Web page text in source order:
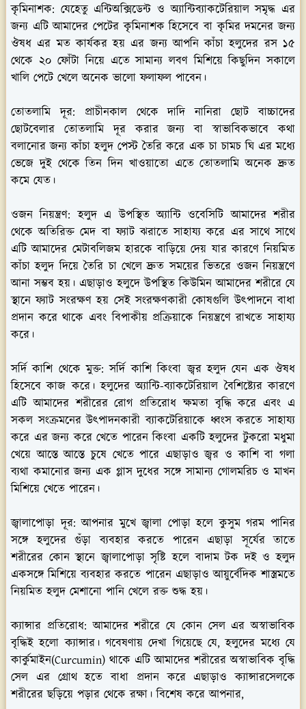
কৃমিনাশক: যেহেতু এন্টিঅক্সিডেন্ট ও অ্যান্টিব্যাকটেরিয়াল সমৃদ্ধ এর
জন্য এটি আমাদের পেটের কৃমিনাশক হিসেবে বা কৃমির দমনের জন্য
ঔষধ এর মত কার্যকর হয় এর জন্য আপনি কাঁচা হলুদের রস ১৫
থেকে ২০ ফোঁটা নিয়ে এতে সামান্য লবণ মিশিয়ে কিছুদিন সকালে
খালি পেটে খেলে অনেক ভালো ফলাফল পাবেন।
তোতলামি দূর: প্রাচীনকাল থেকে দাদি নানিরা ছোট বাচ্চাদের
ছোটবেলার তোতলামি দূর করার জন্য বা স্বাভাবিকভাবে কথা
বলানোর জন্য কাঁচা হলুদ পেস্ট তৈরি করে এক চা চামচ ঘি এর মধ্যে
ভেজে দুই থেকে তিন দিন খাওয়াতো এতে তোতলামি অনেক দ্রুত
কমে যেত।
ওজন নিয়ন্ত্রণ: হলুদ এ উপস্থিত অ্যান্টি ওবেসিটি আমাদের শরীর
থেকে অতিরিক্ত মেদ বা ফ্যাট ঝরাতে সাহায্য করে এর সাথে সাথে
এটি আমাদের মেটাবলিজম হারকে বাড়িয়ে দেয় যার কারণে নিয়মিত
কাঁচা হলুদ দিয়ে তৈরি চা খেলে দ্রুত সময়ের ভিতরে ওজন নিয়ন্ত্রণে
আনা সম্ভব হয়। এছাড়াও হলুদে উপস্থিত কিউমিন আমাদের শরীরে যে
স্থানে ফ্যাট সংরক্ষণ হয় সেই সংরক্ষণকারী কোষগুলি উৎপাদনে বাধা
প্রদান করে থাকে এবং বিপাকীয় প্রক্রিয়াকে নিয়ন্ত্রণে রাখতে সাহায্য
করে।
সর্দি কাশি থেকে মুক্ত: সর্দি কাশি কিংবা জ্বর হলুদ যেন এক ঔষধ
হিসেবে কাজ করে। হলুদের অ্যান্টি-ব্যাকটেরিয়াল বৈশিষ্ট্যের কারণে
এটি আমাদের শরীরের রোগ প্রতিরোধ ক্ষমতা বৃদ্ধি করে এবং এ
সকল সংক্রমনের উৎপাদনকারী ব্যাকটেরিয়াকে ধ্বংস করতে সাহায্য
করে এর জন্য করে খেতে পারেন কিংবা একটি হলুদের টুকরো মধুমা
খেয়ে আস্তে আস্তে চুষে খেতে পারে এছাড়াও জ্বর ও কাশি বা গলা
ব্যথা কমানোর জন্য এক গ্লাস দুধের সঙ্গে সামান্য গোলমরিচ ও মাখন
মিশিয়ে খেতে পারেন।
জ্বালাপোড়া দূর: আপনার মুখে জ্বালা পোড়া হলে কুসুম গরম পানির
সঙ্গে হলুদের গুঁড়া ব্যবহার করতে পারেন এছাড়া সূর্যের তাতে
শরীরের কোন স্থানে জ্বালাপোড়া সৃষ্টি হলে বাদাম টক দই ও হলুদ
একসঙ্গে মিশিয়ে ব্যবহার করতে পারেন এছাড়াও আয়ুর্বেদিক শাস্ত্রমতে
নিয়মিত হলুদ মেশানো পানি খেলে রক্ত শুদ্ধ হয়।
ক্যান্সার প্রতিরোধ: আমাদের শরীরে যে কোন সেল এর অস্বাভাবিক
বৃদ্ধিই হলো ক্যান্সার। গবেষণায় দেখা গিয়েছে যে, হলুদের মধ্যে যে
কার্কুমাইন(Curcumin) থাকে এটি আমাদের শরীরের অস্বাভাবিক বৃদ্ধি
সেল এর গ্রোথ হতে বাধা প্রদান করে এছাড়াও ক্যান্সারসেলকে
শরীরের ছড়িয়ে পড়ার থেকে রক্ষা। বিশেষ করে আপনার,